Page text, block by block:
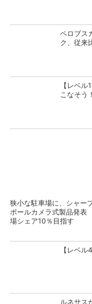
ペロブス
ク、従来
【レベ
こなそう！
狭小な駐車場に、シャー
ポールカメラ式製品発
場シェア10％目指す
【レベ
ルネサス